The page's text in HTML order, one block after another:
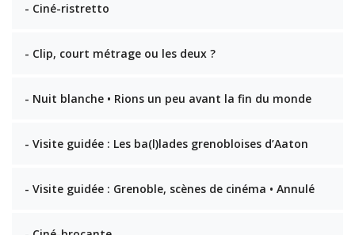
- Ciné-ristretto
- Clip, court métrage ou les deux ?
- Nuit blanche • Rions un peu avant la fin du monde
- Visite guidée : Les ba(l)lades grenobloises d’Aaton
- Visite guidée : Grenoble, scènes de cinéma • Annulé